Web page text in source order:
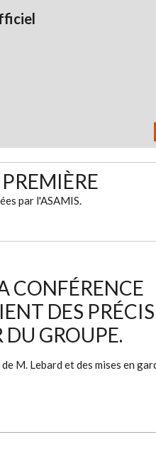
par l'ASAMIS.
CONFÉRENCE
DES
DU GROUPE.
M. Lebard et des mises en